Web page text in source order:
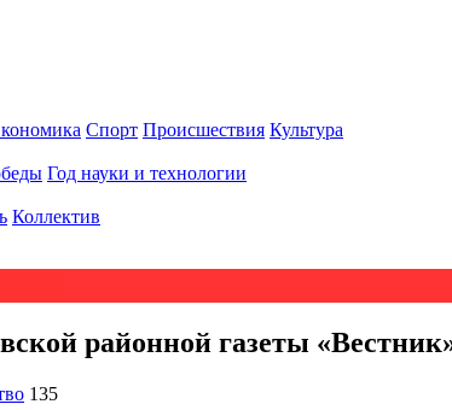
Спорт Происшествия Культура
Год науки и технологии
Коллектив
районной газеты
135